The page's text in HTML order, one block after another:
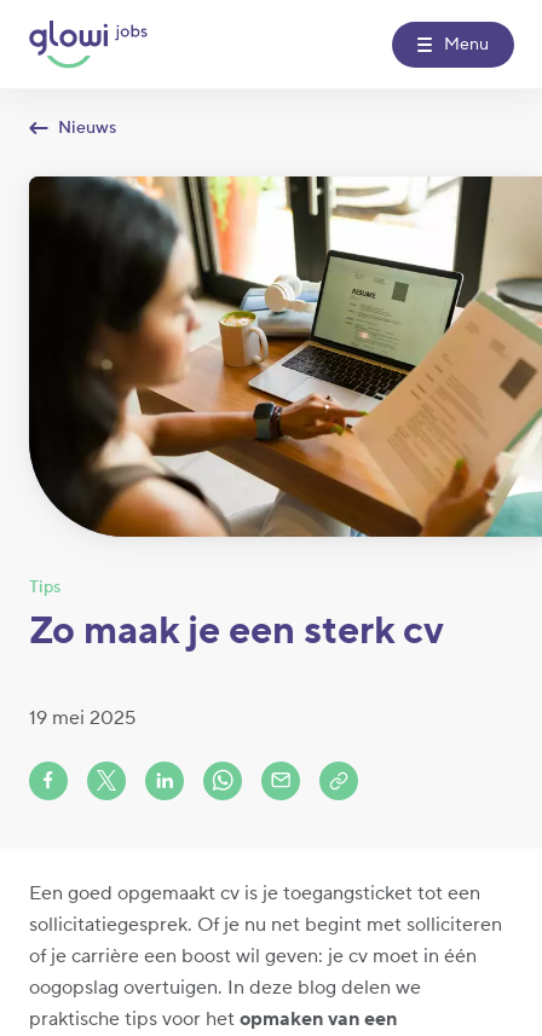
Menu
Glowi Glowi Jobs Het Poetsbureau
Nieuws
Tips
Zo maak je een sterk cv
19 mei 2025
Share on Facebook
Share on X (formerly Twitter)
Share on LinkedIn
Share via Whatsapp
Share via MailCopy to clipboard
Een goed opgemaakt cv is je toegangsticket tot een
sollicitatiegesprek. Of je nu net begint met solliciteren
of je carrière een boost wil geven: je cv moet in één
oogopslag overtuigen. In deze blog delen we
praktische tips voor het opmaken van een